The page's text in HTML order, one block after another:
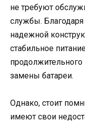
не требуют
службы.
надежной
стабильное
замены батареи.
Однако, стоит
имеют свои